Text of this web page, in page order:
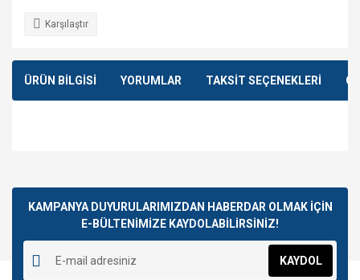
Karşılaştır
ÜRÜN BİLGİSİ YORUMLAR TAKSİT SEÇENEKLERİ
Yorum Yaz
kullanarak tarafımıza iletebilirsiniz.
Görüş ve önerileriniz için teşekkür ederiz.
Ürün resmi kalitesiz, bozuk veya görüntülenemiyor.
Ürün açıklamasında eksik bilgiler bulunuyor.
KAMPANYA DUYURULARIMIZDAN HABERDAR OLMAK İÇİN
E-BÜLTENİMİZE KAYDOLABİLİRSİNİZ!
KAYDOL